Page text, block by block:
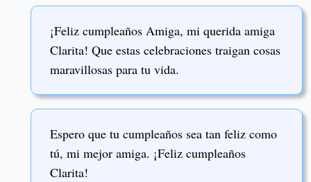
¡Feliz cumpleaños Amiga, mi querida amiga
Clarita! Que estas celebraciones traigan cosas
maravillosas para tu vida.
Espero que tu cumpleaños sea tan feliz como
tú, mi mejor amiga. ¡Feliz cumpleaños
Clarita!